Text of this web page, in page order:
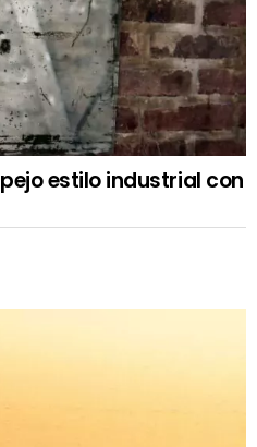
estilo industrial con